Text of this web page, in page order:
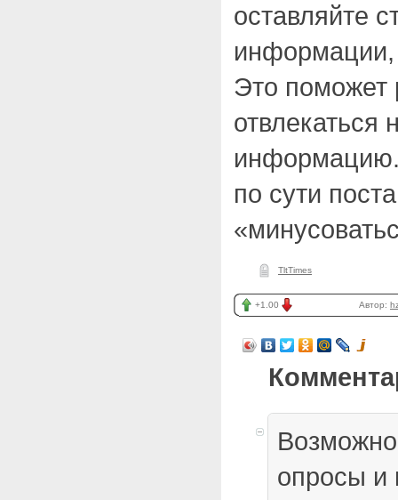
оставляйте
информации,
Это поможет
отвлекаться
по сути
TltTimes
+1.00 Автор:
опросы и